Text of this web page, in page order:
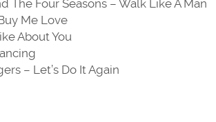
The Four Seasons – Walk Like A Man
Me Love
About You
– Let’s Do It Again